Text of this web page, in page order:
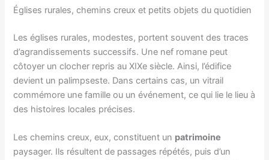
Églises rurales, chemins creux et petits objets du quotidien
Les églises rurales, modestes, portent souvent des traces
d’agrandissements successifs. Une nef romane peut
côtoyer un clocher repris au XIXe siècle. Ainsi, l’édifice
devient un palimpseste. Dans certains cas, un vitrail
commémore une famille ou un événement, ce qui lie le lieu à
des histoires locales précises.
Les chemins creux, eux, constituent un patrimoine
paysager. Ils résultent de passages répétés, puis d’un